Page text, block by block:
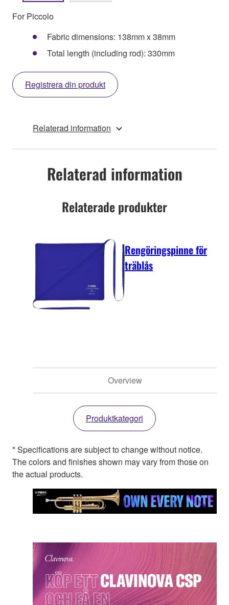
For Piccolo
Fabric dimensions: 138mm x 38mm
Total length (including rod): 330mm
Registrera din produkt
Relaterad information
Relaterad information
Relaterade produkter
Rengöringspinne för
träblås
Overview
Produktkategori
* Specifications are subject to change without notice.
The colors and finishes shown may vary from those on
the actual products.